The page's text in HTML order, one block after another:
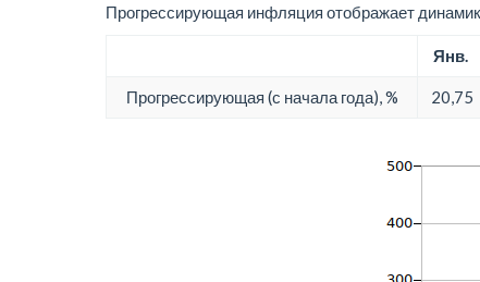
Прогрессирующая инфляция отображает
Янв.
Прогрессирующая (с начала года), % 20,75